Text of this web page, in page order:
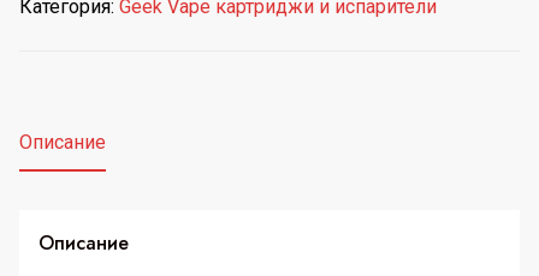
Категория: Geek Vape картриджи и испарители
Описание
Описание